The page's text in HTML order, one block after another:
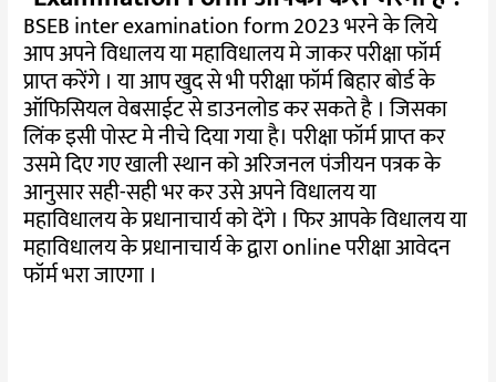
BSEB inter examination form 2023 भरने के लिये
आप अपने विधालय या महाविधालय मे जाकर परीक्षा फॉर्म
प्राप्त करेंगे । या आप खुद से भी परीक्षा फॉर्म बिहार बोर्ड के
ऑफिसियल वेबसाईट से डाउनलोड कर सकते है । जिसका
लिंक इसी पोस्ट मे नीचे दिया गया है। परीक्षा फॉर्म प्राप्त कर
उसमे दिए गए खाली स्थान को अरिजनल पंजीयन पत्रक के
आनुसार सही-सही भर कर उसे अपने विधालय या
महाविधालय के प्रधानाचार्य को देंगे । फिर आपके विधालय या
महाविधालय के प्रधानाचार्य के द्वारा online परीक्षा आवेदन
फॉर्म भरा जाएगा ।